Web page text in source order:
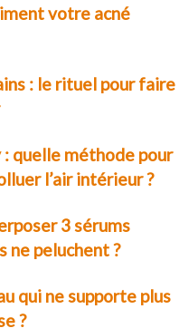
votre acné
: le rituel pour faire
quelle méthode pour
l’air intérieur ?
3 sérums
ne peluchent ?
qui ne supporte plus
?